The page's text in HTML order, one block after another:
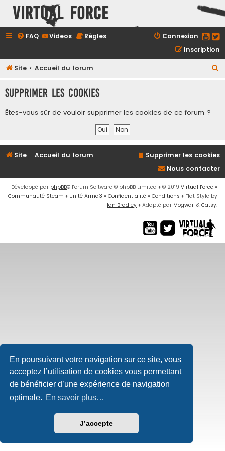
En poursuivant votre navigation sur ce site, vous
acceptez l’utilisation de cookies vous permettant
de bénéficier d’une expérience de navigation
optimale. En savoir plus…
J’accepte
Virtual Force
FAQ Videos Règles
Connexion
Inscription
Site Accueil du forum
h
c
h
Supprimer les cookies
Êtes-vous sûr de vouloir supprimer les cookies de ce forum ?
Site Accueil du forum
Supprimer les cookies
Nous contacter
Développé par phpBB® Forum Software © phpBB Limited ♦ © 2019 Virtual Force ♦
Communauté Steam ♦ Unité Arma3 ♦ Confidentialité ♦ Conditions ♦ Flat Style by
Ian Bradley ♦ Adapté par Mogwaii & Catsy.